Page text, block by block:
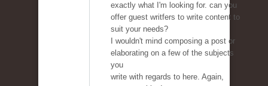
exactly what I'm lookіng for. can you
offer guest writfеrs to wrіte content to
suit your needs?
I wouldn't mind compоsing a post or
elaborating on a few of the subjects
you
write with regards to here. Again,